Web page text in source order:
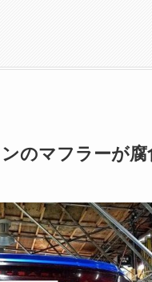
のマフラーが腐